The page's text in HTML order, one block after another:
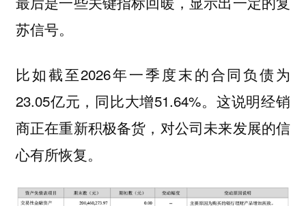
苏信号。
比如截至2026年一季度末的合同负债为
23.05亿元，同比大增51.64%。这说明经销
商正在重新积极备货，对公司未来发展的信
心有所恢复。